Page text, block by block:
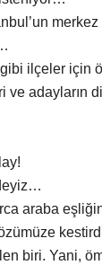
ilçeler için
ve adayların
araba
biri. Yani,